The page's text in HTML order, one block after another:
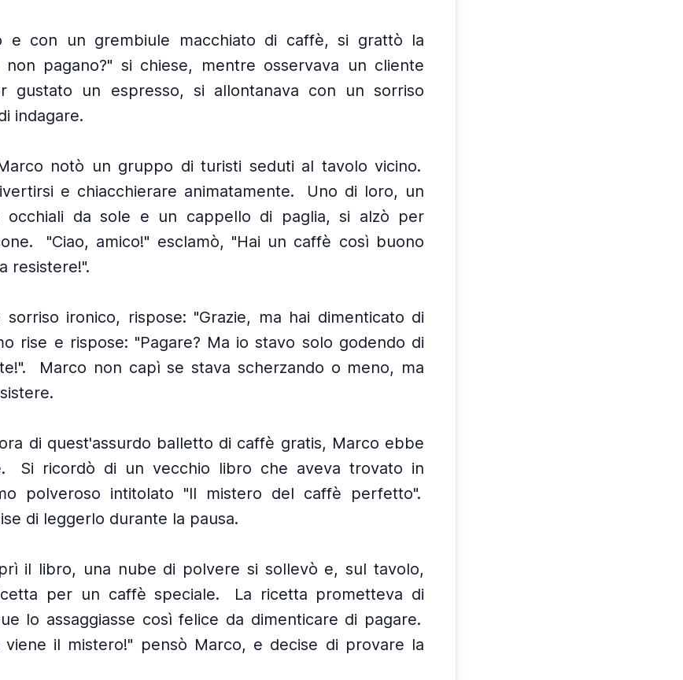
e con un grembiule macchiato di caffè, si grattò la
non pagano?" si chiese, mentre osservava un cliente
gustato un espresso, si allontanava con un sorriso
indagare.
notò un gruppo di turisti seduti al tavolo vicino.
e chiacchierare animatamente.
Uno di loro, un
occhiali da sole e un cappello di paglia, si alzò per
"Ciao, amico!" esclamò, "Hai un caffè così buono
resistere!".
ironico, rispose: "Grazie, ma hai dimenticato di
rise e rispose: "Pagare? Ma io stavo solo godendo di
Marco non capì se stava scherzando o meno, ma
di quest'assurdo balletto di caffè gratis, Marco ebbe
Si ricordò di un vecchio libro che aveva trovato in
polveroso intitolato "Il mistero del caffè perfetto".
di leggerlo durante la pausa.
il libro, una nube di polvere si sollevò e, sul tavolo,
per un caffè speciale.
La ricetta prometteva di
lo assaggiasse così felice da dimenticare di pagare.
viene il mistero!" pensò Marco, e decise di provare la